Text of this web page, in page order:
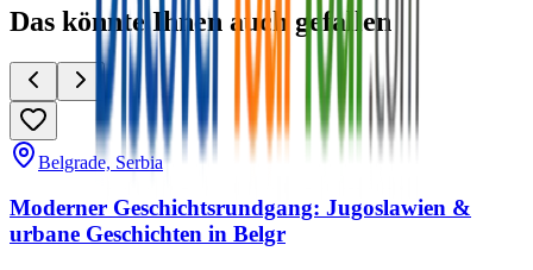
Das könnte Ihnen auch gefallen
Belgrade, Serbia
Moderner Geschichtsrundgang: Jugoslawien &
urbane Geschichten in Belgr